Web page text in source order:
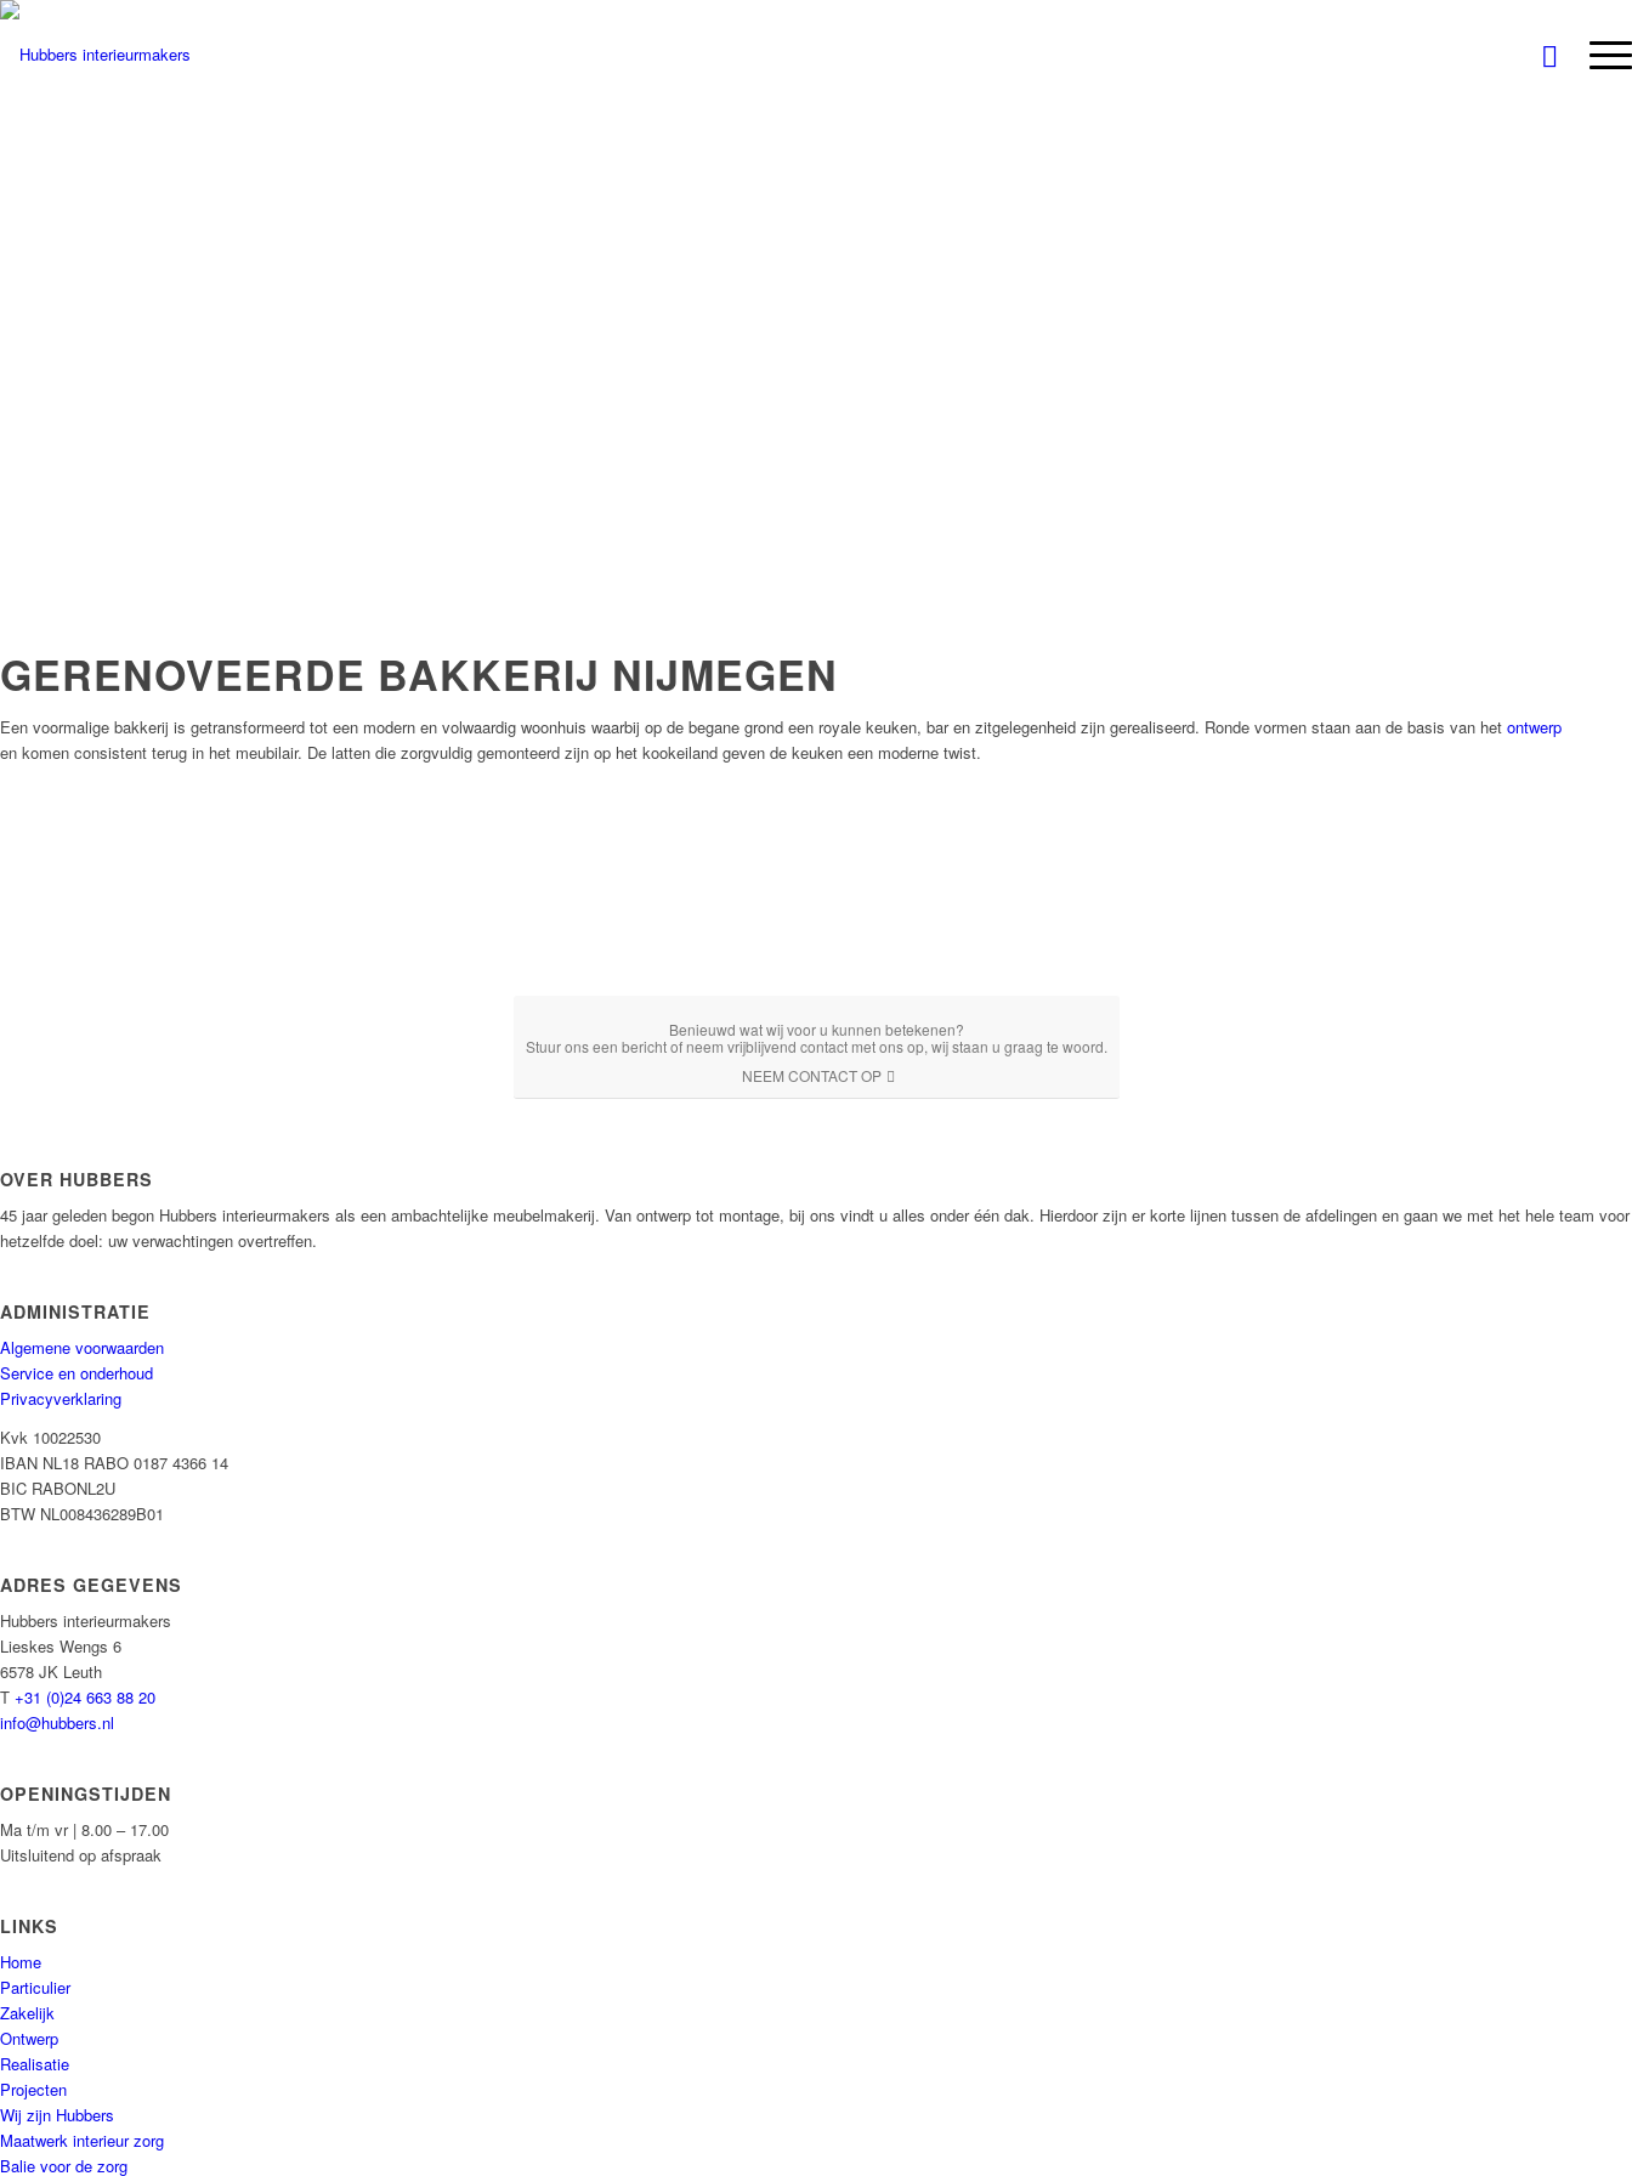
GERENOVEERDE BAKKERIJ NIJMEGEN
Een voormalige bakkerij is getransformeerd tot een modern en volwaardig woonhuis waarbij op de begane grond een royale keuken, bar en zitgelegenheid zijn gerealiseerd. Ronde vormen staan aan de basis van het ontwerp
en komen consistent terug in het meubilair. De latten die zorgvuldig gemonteerd zijn op het kookeiland geven de keuken een moderne twist.
Benieuwd wat wij voor u kunnen betekenen?
Stuur ons een bericht of neem vrijblijvend contact met ons op, wij staan u graag te woord.
NEEM CONTACT OP
OVER HUBBERS
45 jaar geleden begon Hubbers interieurmakers als een ambachtelijke meubelmakerij. Van ontwerp tot montage, bij ons vindt u alles onder één dak. Hierdoor zijn er korte lijnen tussen de afdelingen en gaan we met het hele team voor
hetzelfde doel: uw verwachtingen overtreffen.
ADMINISTRATIE
Algemene voorwaarden
Service en onderhoud
Privacyverklaring
Kvk 10022530
IBAN NL18 RABO 0187 4366 14
BIC RABONL2U
BTW NL008436289B01
ADRES GEGEVENS
Hubbers interieurmakers
Lieskes Wengs 6
6578 JK Leuth
T +31 (0)24 663 88 20
info@hubbers.nl
OPENINGSTIJDEN
Ma t/m vr | 8.00 – 17.00
Uitsluitend op afspraak
LINKS
Home
Particulier
Zakelijk
Ontwerp
Realisatie
Projecten
Wij zijn Hubbers
Maatwerk interieur zorg
Balie voor de zorg